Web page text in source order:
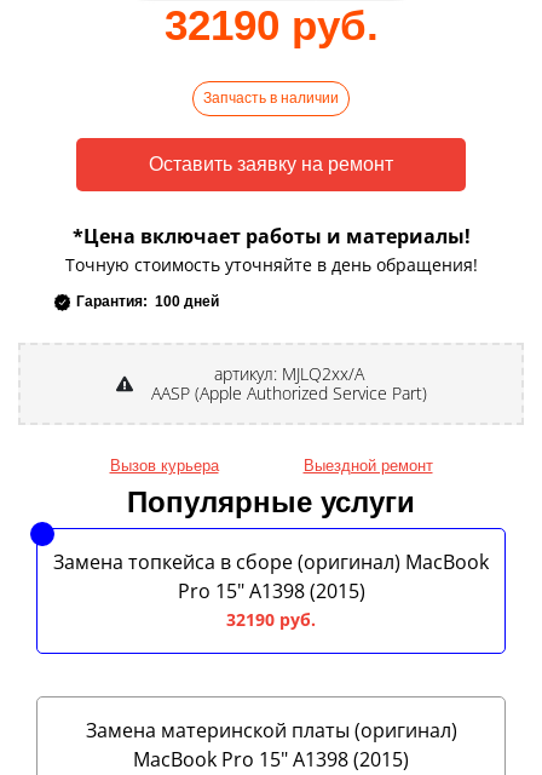
32190 руб.
Запчасть в наличии
*Цена включает работы и материалы!
Точную стоимость уточняйте в день обращения!
Гарантия: 100 дней
артикул: MJLQ2xx/A
AASP (Apple Authorized Service Part)
Вызов курьера Выездной ремонт
Популярные услуги
Замена топкейса в сборе (оригинал) MacBook
Pro 15" A1398 (2015)
32190 руб.
Замена материнской платы (оригинал)
MacBook Pro 15" A1398 (2015)